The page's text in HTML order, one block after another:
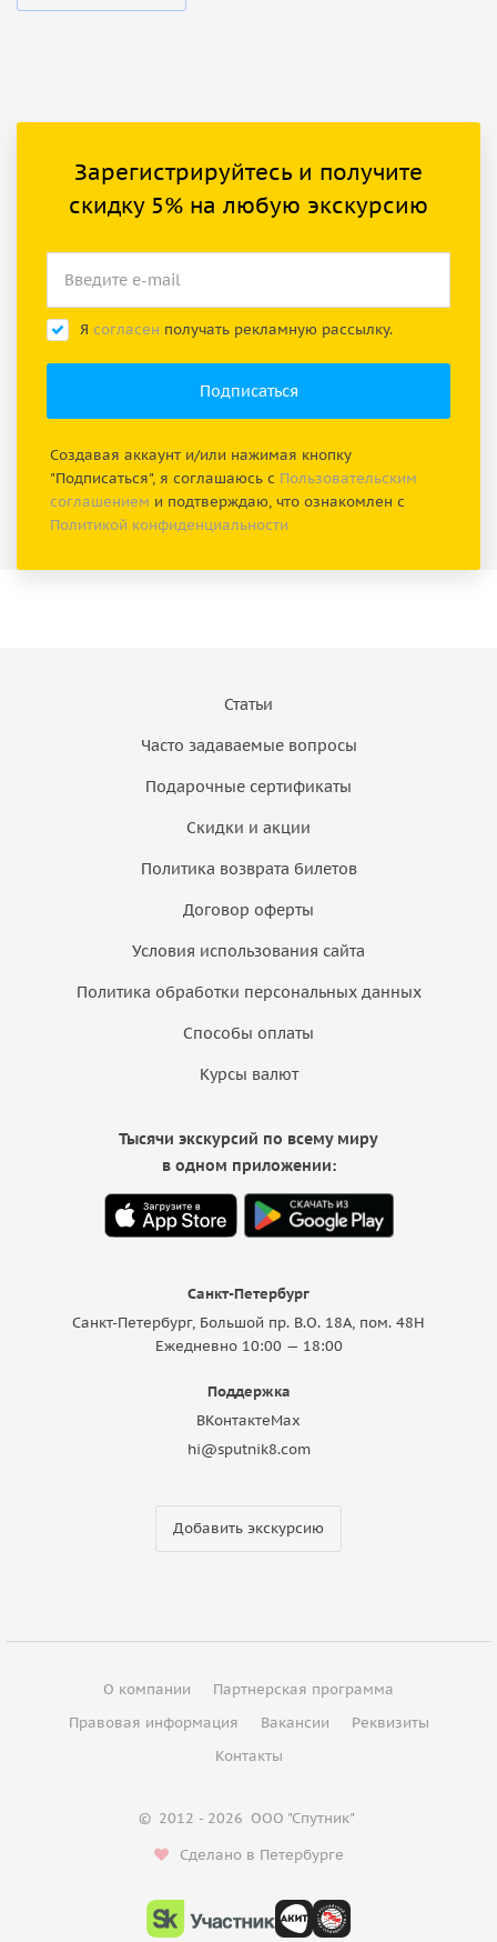
Зарегистрируйтесь и получите
скидку 5% на любую экскурсию
Я согласен получать рекламную рассылку.
Создавая аккаунт и/или нажимая кнопку
"Подписаться", я соглашаюсь с Пользовательским
соглашением и подтверждаю, что ознакомлен с
Политикой конфиденциальности
Статьи
Часто задаваемые вопросы
Подарочные сертификаты
Скидки и акции
Политика возврата билетов
Договор оферты
Условия использования сайта
Политика обработки персональных данных
Способы оплаты
Курсы валют
Санкт-Петербург
Санкт-Петербург, Большой пр. В.О. 18A, пом. 48Н
Ежедневно 10:00 — 18:00
Поддержка
ВКонтактеMax
hi@sputnik8.com
Добавить экскурсию
Тысячи экскурсий по всему миру
в одном приложении:
О компании
Партнерская программа
Правовая информация
Вакансии
Реквизиты
Контакты
© 2012 - 2026 ООО "Спутник"
Сделано в Петербурге